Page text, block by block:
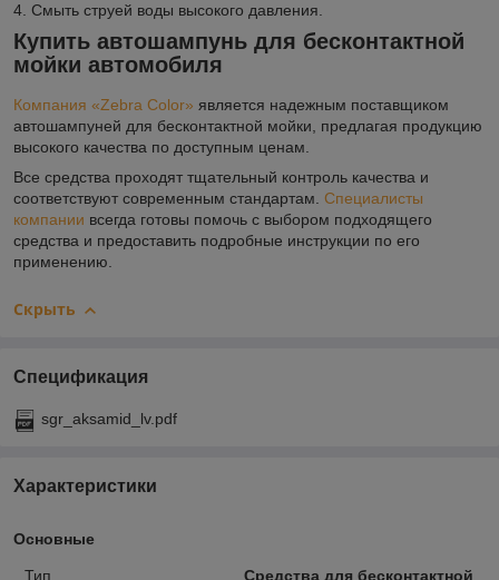
4. Смыть струей воды высокого давления.
Купить автошампунь для бесконтактной
мойки автомобиля
Компания «Zebra Color» является надежным поставщиком
автошампуней для бесконтактной мойки, предлагая продукцию
высокого качества по доступным ценам.
Все средства проходят тщательный контроль качества и
соответствуют современным стандартам. Специалисты
компании всегда готовы помочь с выбором подходящего
средства и предоставить подробные инструкции по его
применению.
Скрыть
Спецификация
sgr_aksamid_lv.pdf
Характеристики
Основные
Тип
Средства для бесконтактной